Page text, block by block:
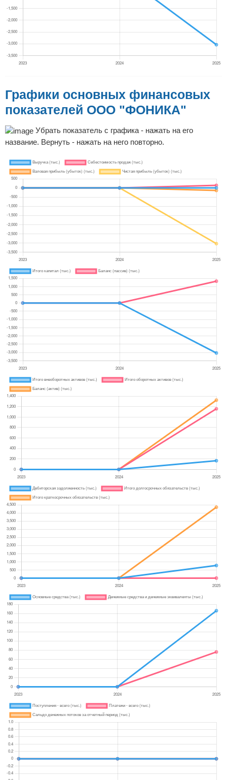
Графики основных финансовых
показателей ООО "ФОНИКА"
Убрать показатель с графика - нажать на его
название. Вернуть - нажать на него повторно.